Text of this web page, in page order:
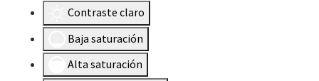
Contraste claro
Baja saturación
Alta saturación